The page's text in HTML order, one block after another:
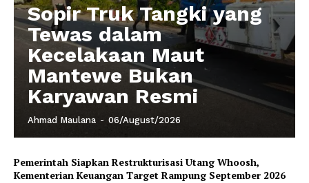
Sopir Truk Tangki yang
Tewas dalam
Kecelakaan Maut
Mantewe Bukan
Karyawan Resmi
Ahmad Maulana - 06/August/2026
Pemerintah Siapkan Restrukturisasi Utang Whoosh,
Kementerian Keuangan Target Rampung September 2026